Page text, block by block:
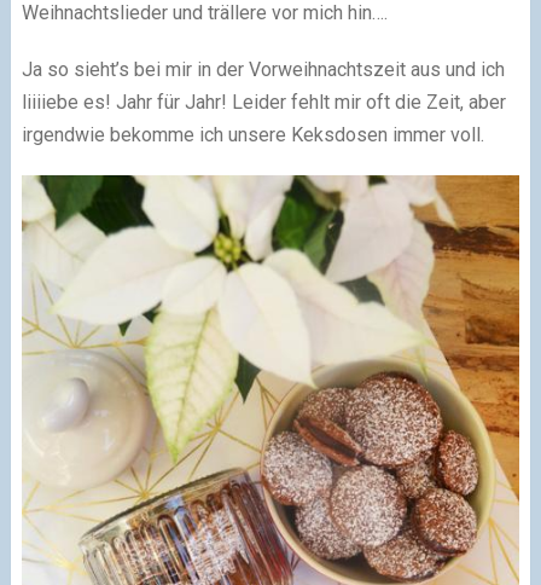
Weihnachtslieder und trällere vor mich hin….
Ja so sieht’s bei mir in der Vorweihnachtszeit aus und ich
liiiiebe es! Jahr für Jahr! Leider fehlt mir oft die Zeit, aber
irgendwie bekomme ich unsere Keksdosen immer voll.